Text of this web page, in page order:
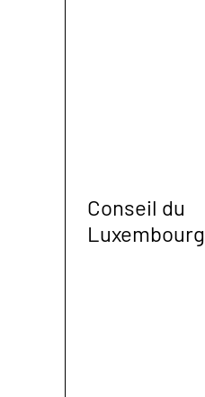
Conseil du
Luxembourg